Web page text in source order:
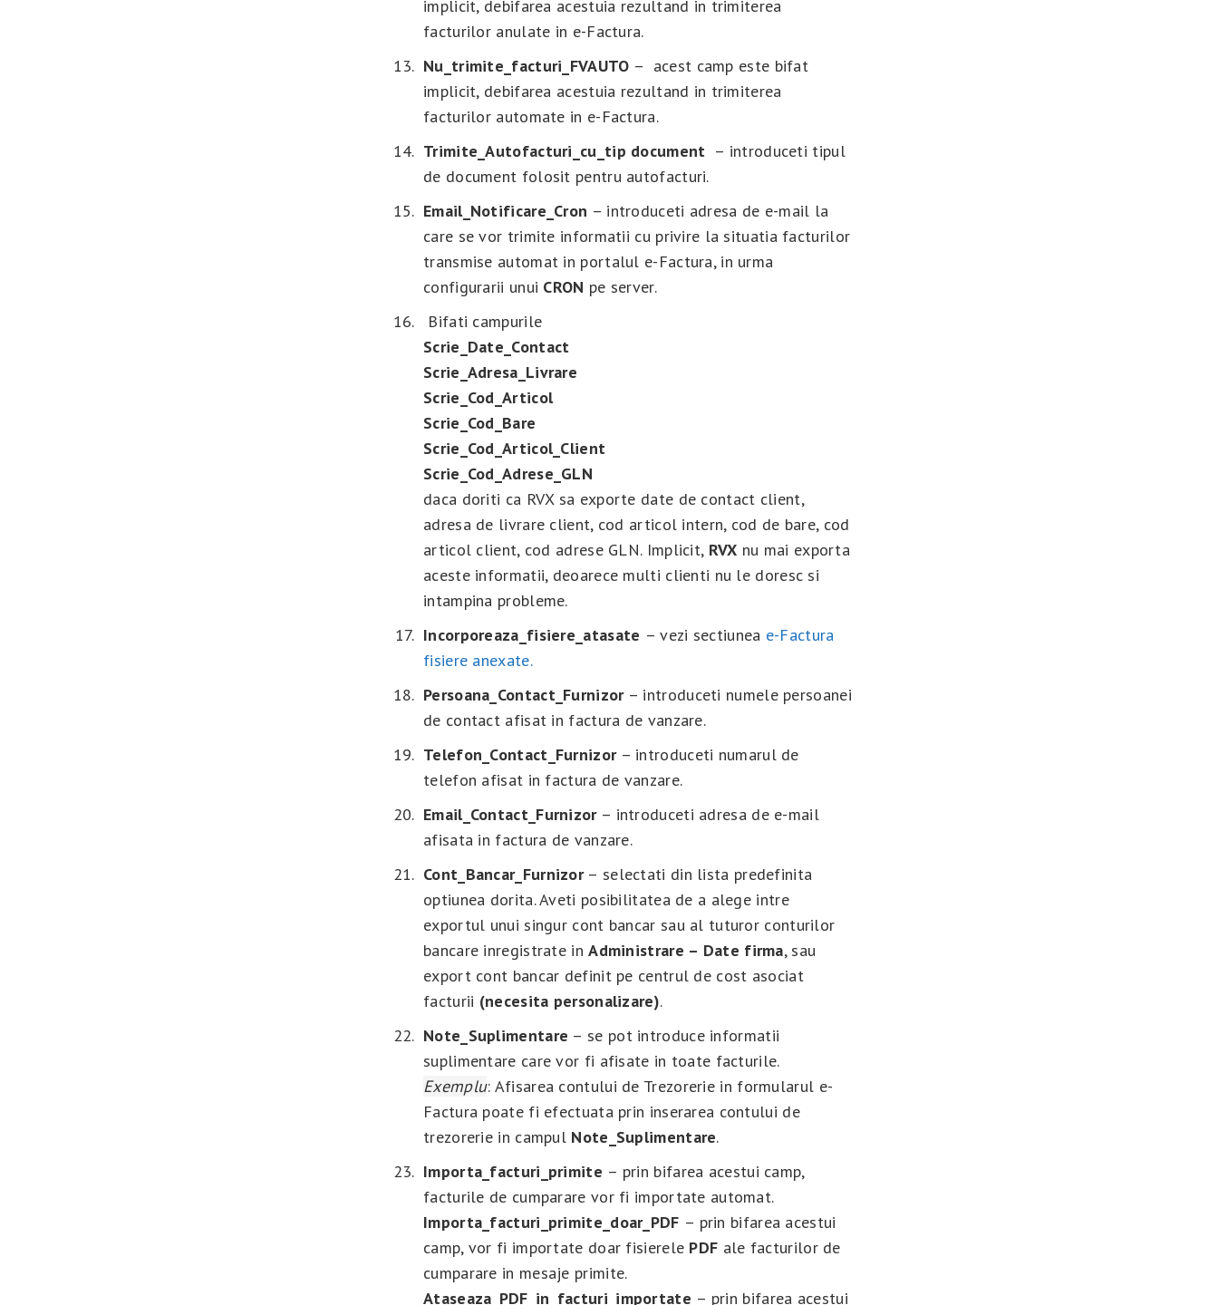
implicit, debifarea acestuia rezultand in trimiterea
facturilor anulate in e-Factura.
Nu_trimite_facturi_FVAUTO – acest camp este bifat
implicit, debifarea acestuia rezultand in trimiterea
facturilor automate in e-Factura.
Trimite_Autofacturi_cu_tip document – introduceti tipul
de document folosit pentru autofacturi.
Email_Notificare_Cron – introduceti adresa de e-mail la
care se vor trimite informatii cu privire la situatia facturilor
transmise automat in portalul e-Factura, in urma
configurarii unui CRON pe server.
Bifati campurile
Scrie_Date_Contact
Scrie_Adresa_Livrare
Scrie_Cod_Articol
Scrie_Cod_Bare
Scrie_Cod_Articol_Client
Scrie_Cod_Adrese_GLN
daca doriti ca RVX sa exporte date de contact client,
adresa de livrare client, cod articol intern, cod de bare, cod
articol client, cod adrese GLN. Implicit, RVX nu mai exporta
aceste informatii, deoarece multi clienti nu le doresc si
intampina probleme.
Incorporeaza_fisiere_atasate – vezi sectiunea e-Factura
fisiere anexate.
Persoana_Contact_Furnizor– introduceti numele persoanei
de contact afisat in factura de vanzare.
Telefon_Contact_Furnizor– introduceti numarul de
telefon afisat in factura de vanzare.
Email_Contact_Furnizor– introduceti adresa de e-mail
afisata in factura de vanzare.
Cont_Bancar_Furnizor– selectati din lista predefinita
optiunea dorita. Aveti posibilitatea de a alege intre
exportul unui singur cont bancar sau al tuturor conturilor
bancare inregistrate inAdministrare – Date firma, sau
export cont bancar definit pe centrul de cost asociat
facturii (necesita personalizare).
Note_Suplimentare – se pot introduce informatii
suplimentare care vor fi afisate in toate facturile.
Exemplu: Afisarea contului de Trezorerie in formularul e-
Factura poate fi efectuata prin inserarea contului de
trezorerie in campul Note_Suplimentare.
Importa_facturi_primite – prin bifarea acestui camp,
facturile de cumparare vor fi importate automat.
Importa_facturi_primite_doar_PDF – prin bifarea acestui
camp, vor fi importate doar fisierele PDF ale facturilor de
cumparare in mesaje primite.
Ataseaza_PDF_in_facturi_importate – prin bifarea acestui